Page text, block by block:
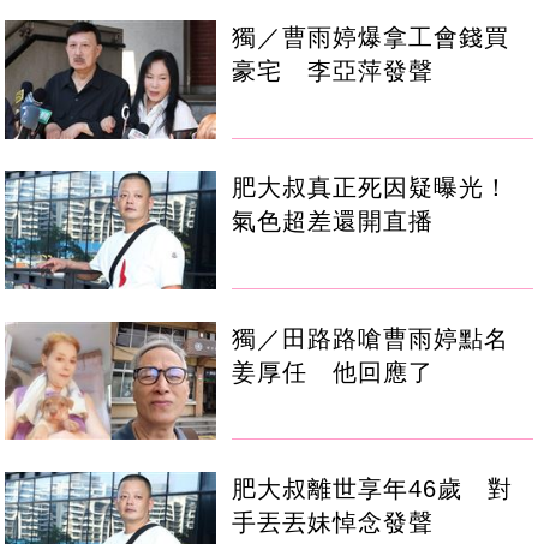
獨／曹雨婷爆拿工會錢買
豪宅 李亞萍發聲
肥大叔真正死因疑曝光！
氣色超差還開直播
獨／田路路嗆曹雨婷點名
姜厚任 他回應了
肥大叔離世享年46歲 對
手丟丟妹悼念發聲